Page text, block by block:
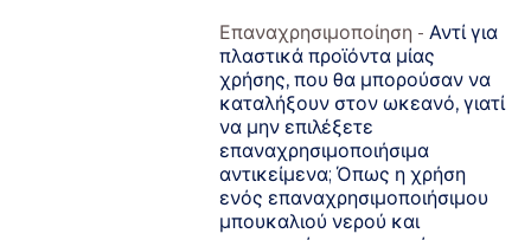
Επαναχρησιμοποίηση - Αντί για
πλαστικά προϊόντα μίας
χρήσης, που θα μπορούσαν να
καταλήξουν στον ωκεανό, γιατί
να μην επιλέξετε
επαναχρησιμοποιήσιμα
αντικείμενα; Όπως η χρήση
ενός επαναχρησιμοποιήσιμου
μπουκαλιού νερού και